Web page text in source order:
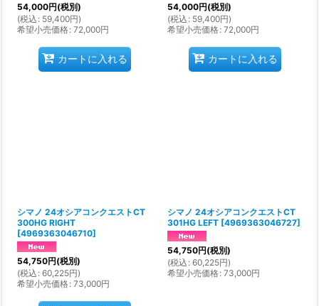
54,000円(税別)
(税込 : 59,400円)
希望小売価格: 72,000円
カートに入れる
54,000円(税別)
(税込 : 59,400円)
希望小売価格: 72,000円
カートに入れる
シマノ 24オシアコンクエストCT
300HG RIGHT
[4969363046710]
54,750円(税別)
(税込 : 60,225円)
希望小売価格: 73,000円
シマノ 24オシアコンクエストCT
301HG LEFT [4969363046727]
54,750円(税別)
(税込 : 60,225円)
希望小売価格: 73,000円